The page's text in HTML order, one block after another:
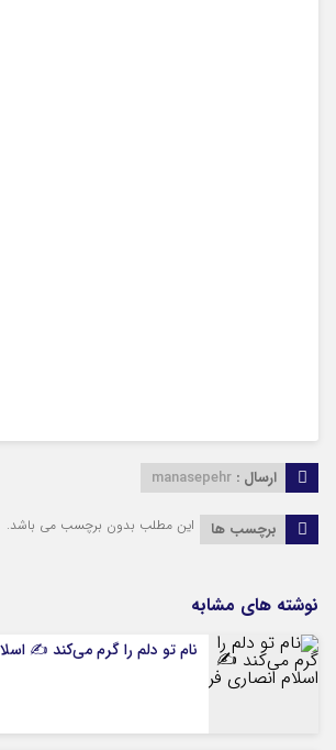
ارسال : manasepehr
برچسب ها این مطلب بدون برچسب می باشد.
نوشته های مشابه
نام تو دلم را گرم می‌کند ✍️ اسلام انصاری فر